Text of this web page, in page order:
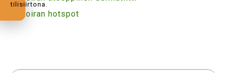
tilisiirtona.
Koiran hotspot